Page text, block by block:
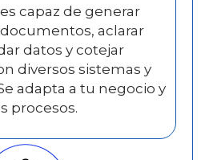
capaz de generar
aclarar
datos y cotejar
diversos sistemas y
adapta a tu negocio y
procesos.